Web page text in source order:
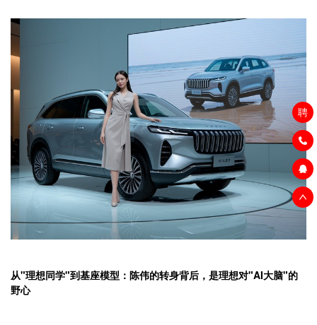
聘
从"理想同学"到基座模型：陈伟的转身背后，是理想对"AI大脑"的
野心